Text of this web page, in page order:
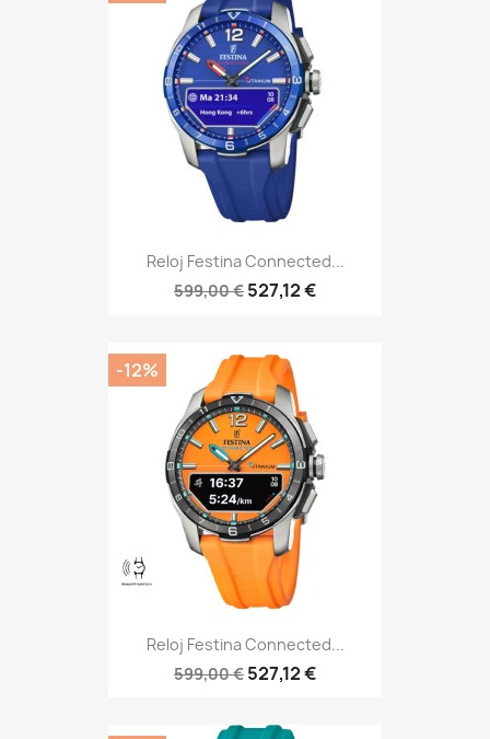
Reloj Festina Connected...
599,00 € 527,12 €
Reloj Festina Connected...
599,00 € 527,12 €
-12%